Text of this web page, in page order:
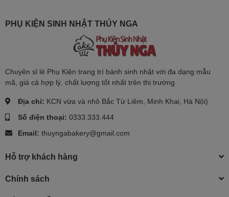
PHỤ KIỆN SINH NHẬT THÚY NGA
Chuyên sỉ lẻ Phụ Kiện trang trí bánh sinh nhật với đa dạng mẫu
mã, giá cả hợp lý, chất lượng tốt nhất trên thị trường
Địa chỉ: KCN vừa và nhỏ Bắc Từ Liêm, Minh Khai, Hà Nội)
Số điện thoại: 0333.333.444
Email: thuyngabakery@gmail.com
Hỗ trợ khách hàng
Chính sách